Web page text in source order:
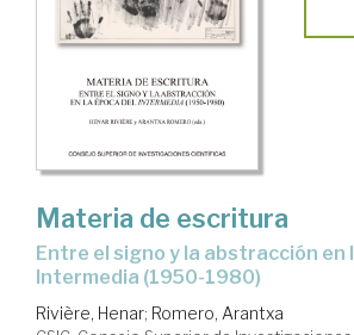
Materia de escritura
entre el signo y la abstracción en la época del
Intermedia (1950-1980)
Rivière, Henar; Romero, Arantxa